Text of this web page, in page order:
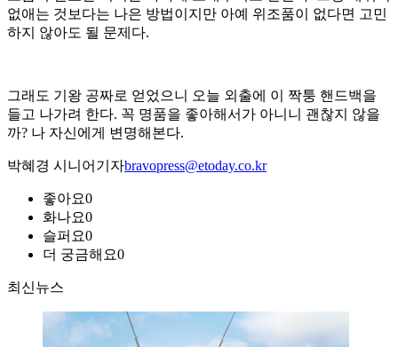
없애는 것보다는 나은 방법이지만 아예 위조품이 없다면 고민
하지 않아도 될 문제다.
그래도 기왕 공짜로 얻었으니 오늘 외출에 이 짝퉁 핸드백을
들고 나가려 한다. 꼭 명품을 좋아해서가 아니니 괜찮지 않을
까? 나 자신에게 변명해본다.
박혜경 시니어기자bravopress@etoday.co.kr
좋아요0
화나요0
슬퍼요0
더 궁금해요0
최신뉴스